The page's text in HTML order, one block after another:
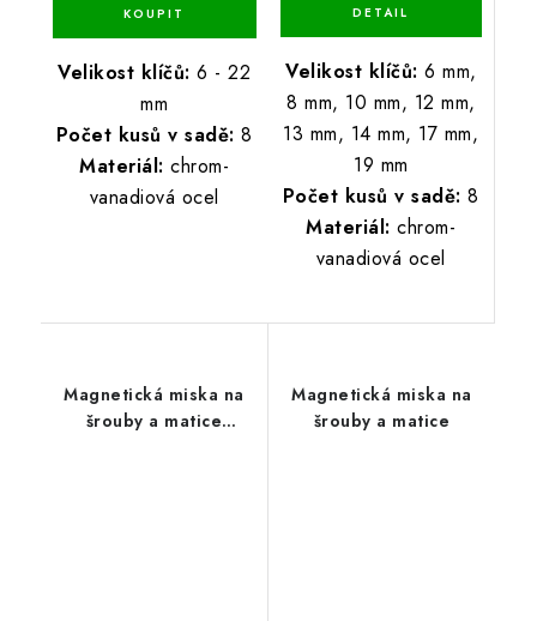
Velikost klíčů: 6 - 22
mm
Počet kusů v sadě: 8
Materiál: chrom-
vanadiová ocel
Velikost klíčů: 6 mm,
8 mm, 10 mm, 12 mm,
13 mm, 14 mm, 17 mm,
19 mm
Počet kusů v sadě: 8
Materiál: chrom-
vanadiová ocel
Magnetická miska na
šrouby a matice
Magnetická miska na
šrouby a matice